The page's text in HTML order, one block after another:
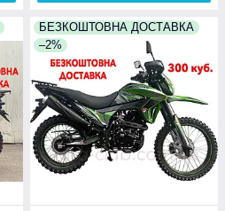
БЕЗКОШТОВНА ДОСТАВКА
–2%